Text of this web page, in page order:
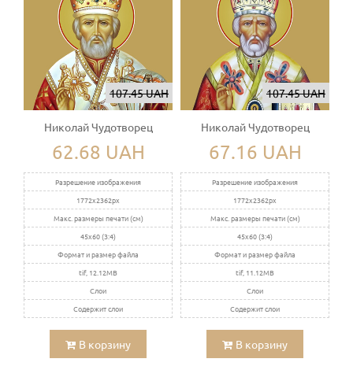
107.45 UAH
Николай Чудотворец
62.68 UAH
Разрешение изображения
1772x2362px
Макс. размеры печати (см)
45x60 (3:4)
Формат и размер файла
tif, 12.12MB
Слои
Содержит слои
В корзину
107.45 UAH
Николай Чудотворец
67.16 UAH
Разрешение изображения
1772x2362px
Макс. размеры печати (см)
45x60 (3:4)
Формат и размер файла
tif, 11.12MB
Слои
Содержит слои
В корзину